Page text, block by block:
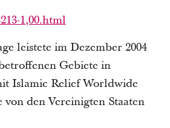
1,00.html
leistete im Dezember 2004
Gebiete in
Islamic Relief Worldwide
den Vereinigten Staaten